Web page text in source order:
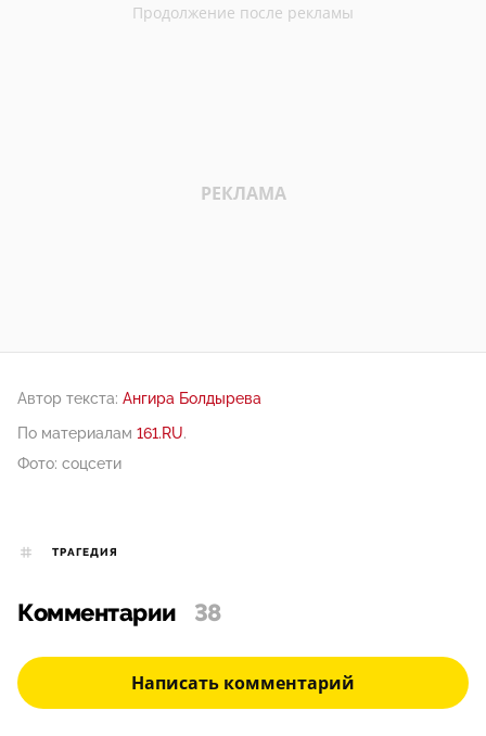
Автор текста: Ангира Болдырева
По материалам 161.RU.
Фото: соцсети
ТРАГЕДИЯ
Комментарии 38
Написать комментарий